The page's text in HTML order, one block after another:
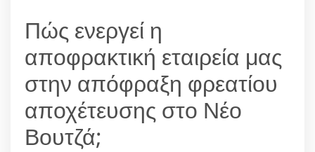
Πώς ενεργεί η
αποφρακτική εταιρεία μας
στην απόφραξη φρεατίου
αποχέτευσης στο Νέο
Βουτζά;